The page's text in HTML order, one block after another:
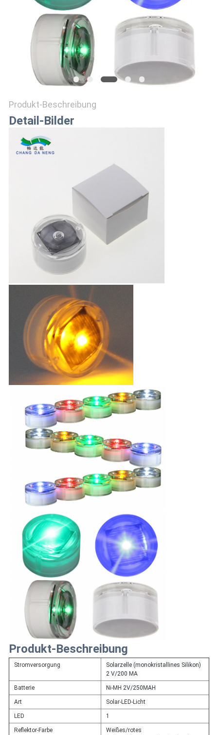
SITEMAP
DATENSCHUTZRICHTLINIE
Produkt-Beschreibung
Detail-Bilder
Produkt-Beschreibung
Stromversorgung
Solarzelle (monokristallines Silikon)
2 V/200 MA
Batterie Ni-MH 2V/250MAH
Art Solar-LED-Licht
LED 1
Reflektor-Farbe
Weißes/rotes